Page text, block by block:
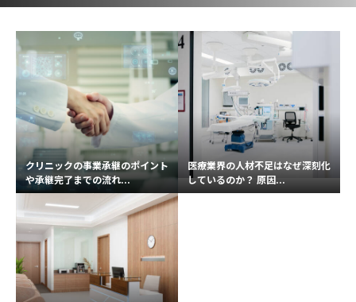
クリニックの事業承継のポイント
や承継完了までの流れ...
医療業界の人材不足はなぜ深刻化
しているのか？ 原因...